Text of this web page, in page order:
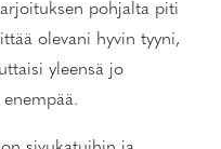
pohjalta piti
olevani hyvin tyyni,
yleensä jo